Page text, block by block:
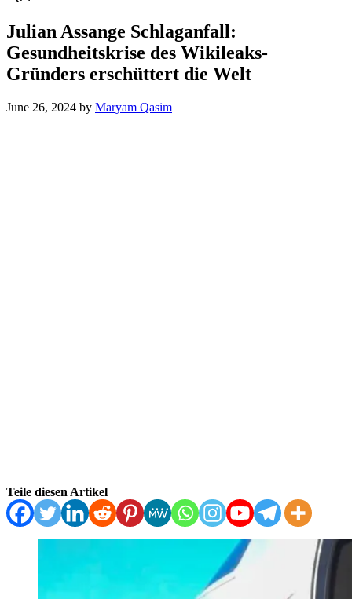
Julian Assange Schlaganfall:
Gesundheitskrise des Wikileaks-
Gründers erschüttert die Welt
June 26, 2024 by Maryam Qasim
Teile diesen Artikel